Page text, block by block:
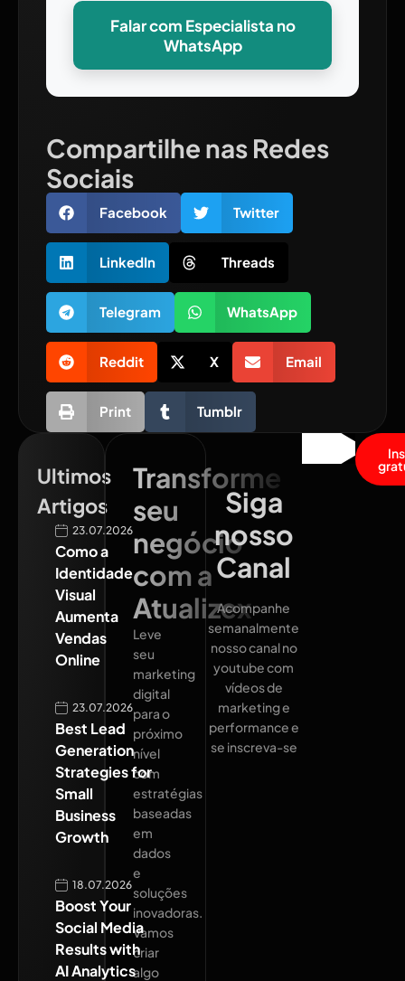
Ultimos
Artigos
23.07.2026
Como a
Identidade
Visual
Aumenta
Vendas
Online
23.07.2026
Best Lead
Generation
Strategies for
Small
Business
Growth
18.07.2026
Boost Your
Social Media
Results with
AI Analytics
Transforme
seu
negócio
com a
Atualizex
Leve
seu
marketing
digital
para o
próximo
nível
com
estratégias
baseadas
em
dados
e
soluções
inovadoras.
Vamos
criar
algo
Siga
nosso
Canal
Acompanhe
semanalmente
nosso canal no
youtube com
vídeos de
marketing e
performance e
se inscreva-se
Falar com Especialista no
WhatsApp
Compartilhe nas Redes
Sociais
Facebook Twitter
LinkedIn Threads
Telegram WhatsApp
Reddit X Email
Print Tumblr